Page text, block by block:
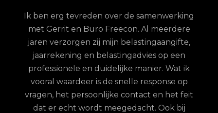
Ik ben erg tevreden over de samenwerking
met Gerrit en Buro Freecon. Al meerdere
jaren verzorgen zij mijn belastingaangifte,
jaarrekening en belastingadvies op een
professionele en duidelijke manier. Wat ik
vooral waardeer is de snelle response op
vragen, het persoonlijke contact en het feit
dat er echt wordt meegedacht. Ook bij